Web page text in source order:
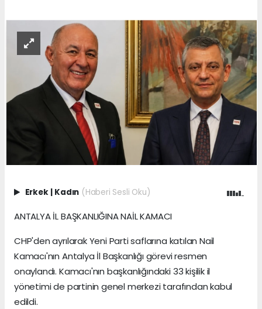
Erkek Kadın (Haberi Sesli Oku)
ANTALYA İL BAŞKANLIĞINA NAİL KAMACI
CHP'den ayrılarak Yeni Parti saflarına katılan Nail
Kamacı'nın Antalya İl Başkanlığı görevi resmen
onaylandı. Kamacı'nın başkanlığındaki 33 kişilik il
yönetimi de partinin genel merkezi tarafından kabul
edildi.